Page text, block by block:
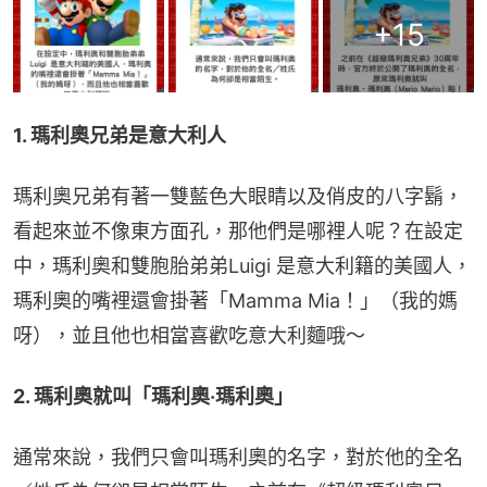
+15
1. 瑪利奧兄弟是意大利人
瑪利奧兄弟有著一雙藍色大眼睛以及俏皮的八字鬍，
看起來並不像東方面孔，那他們是哪裡人呢？在設定
中，瑪利奧和雙胞胎弟弟Luigi 是意大利籍的美國人，
瑪利奧的嘴裡還會掛著「Mamma Mia！」（我的媽
呀），並且他也相當喜歡吃意大利麵哦～
2. 瑪利奧就叫「瑪利奧‧瑪利奧」
通常來說，我們只會叫瑪利奧的名字，對於他的全名